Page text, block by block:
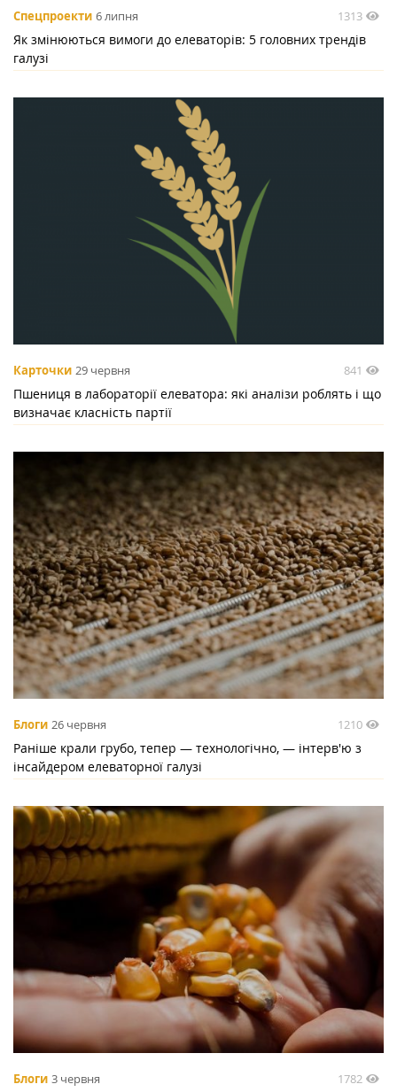
Спецпроекти 6 липня 1313
Як змінюються вимоги до елеваторів: 5 головних трендів
галузі
Карточки 29 червня 841
Пшениця в лабораторії елеватора: які аналізи роблять і що
визначає класність партії
Блоги 26 червня 1210
Раніше крали грубо, тепер — технологічно, — інтерв'ю з
інсайдером елеваторної галузі
Блоги 3 червня 1782